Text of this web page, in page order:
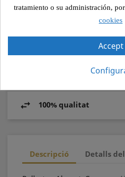
Compartir
Pagament segur
Recollida segura
100% qualitat
Descripció Detalls
tratamiento o su administración,
cookies
Accept